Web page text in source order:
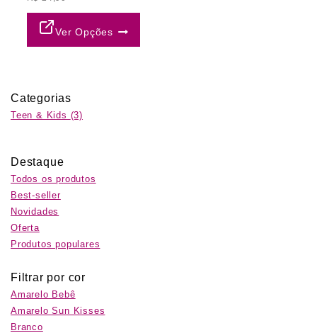
Ver Opções
Categorias
Teen & Kids (3)
Destaque
Todos os produtos
Best-seller
Novidades
Oferta
Produtos populares
Filtrar por cor
Amarelo Bebê
Amarelo Sun Kisses
Branco